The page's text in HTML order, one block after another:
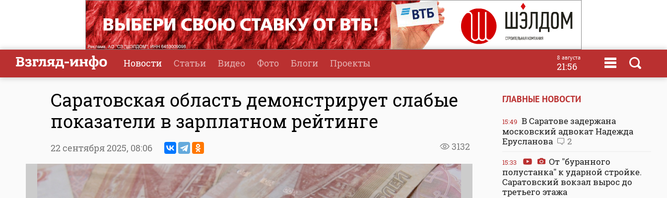
Новости Статьи Видео Фото Блоги Проекты 8 августа
21:56
Саратовская область демонстрирует слабые
показатели в зарплатном рейтинге
3132
22 сентября 2025, 08:06
ГЛАВНЫЕ НОВОСТИ
15:49 В Саратове задержана
московский адвокат Надежда
Ерусланова
2
15:33
От "буранного
полустанка" к ударной стройке.
Саратовский вокзал вырос до
третьего этажа